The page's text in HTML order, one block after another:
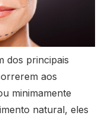
dos principais
aos
minimamente
natural, eles